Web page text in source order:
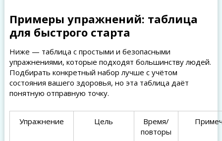
Примеры упражнений: таблица
для быстрого старта
Ниже — таблица с простыми и безопасными
упражнениями, которые подходят большинству людей.
Подбирать конкретный набор лучше с учётом
состояния вашего здоровья, но эта таблица даёт
понятную отправную точку.
Упражнение Цель
Время/
повторы